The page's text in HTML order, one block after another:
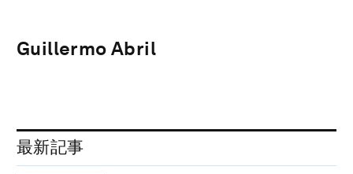
Guillermo Abril
最新記事